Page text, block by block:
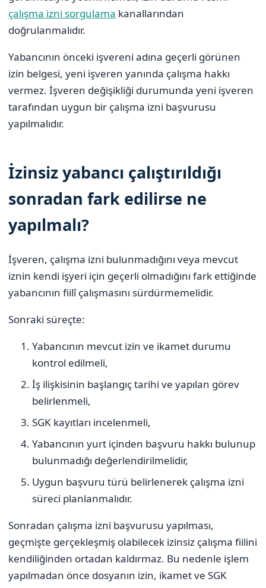
çalışma izni sorgulama kanallarından
doğrulanmalıdır.
Yabancının önceki işvereni adına geçerli görünen
izin belgesi, yeni işveren yanında çalışma hakkı
vermez. İşveren değişikliği durumunda yeni işveren
tarafından uygun bir çalışma izni başvurusu
yapılmalıdır.
İzinsiz yabancı çalıştırıldığı
sonradan fark edilirse ne
yapılmalı?
İşveren, çalışma izni bulunmadığını veya mevcut
iznin kendi işyeri için geçerli olmadığını fark ettiğinde
yabancının fiilî çalışmasını sürdürmemelidir.
Sonraki süreçte:
Yabancının mevcut izin ve ikamet durumu
kontrol edilmeli,
İş ilişkisinin başlangıç tarihi ve yapılan görev
belirlenmeli,
SGK kayıtları incelenmeli,
Yabancının yurt içinden başvuru hakkı bulunup
bulunmadığı değerlendirilmelidir,
Uygun başvuru türü belirlenerek çalışma izni
süreci planlanmalıdır.
Sonradan çalışma izni başvurusu yapılması,
geçmişte gerçekleşmiş olabilecek izinsiz çalışma fiilini
kendiliğinden ortadan kaldırmaz. Bu nedenle işlem
yapılmadan önce dosyanın izin, ikamet ve SGK